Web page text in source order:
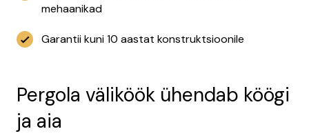
mehaanikad
Garantii kuni 10 aastat konstruktsioonile
Pergola väliköök ühendab köögi
ja aia